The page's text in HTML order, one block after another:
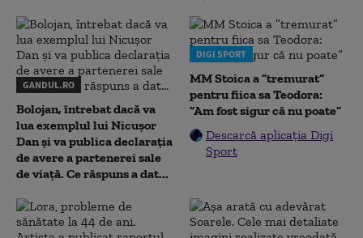
GANDUL.RO
Bolojan, întrebat dacă va
lua exemplul lui Nicușor
Dan și va publica declarația
de avere a partenerei sale
de viață. Ce răspuns a dat...
DIGI SPORT
MM Stoica a ”tremurat”
pentru fiica sa Teodora:
”Am fost sigur că nu poate”
Descarcă aplicația Digi
Sport